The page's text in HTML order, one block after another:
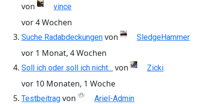
von vince
vor 4 Wochen
Suche Radabdeckungen von SledgeHammer
vor 1 Monat, 4 Wochen
Soll ich oder soll ich nicht… von Zicki
vor 10 Monaten, 1 Woche
Testbeitrag von Ariel-Admin